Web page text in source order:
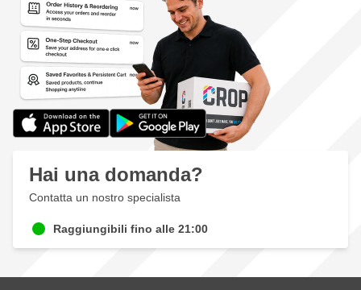
Hai una domanda?
Contatta un nostro specialista
Raggiungibili fino alle 21:00